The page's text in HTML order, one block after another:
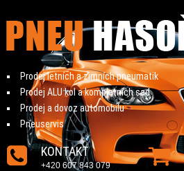
Prodej letních a zimních pneumatik
Prodej ALU kol a kompletních sad
Prodej a dovoz automobilu
Pneuservis
KONTAKT
+420 607 843 079